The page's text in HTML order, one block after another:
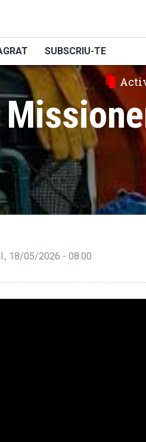
SUBSCRIU-TE
18/05/2026 - 08:00